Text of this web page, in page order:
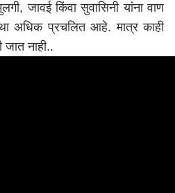
जावई किंवा सुवासिनी यांना वाण
अधिक प्रचलित आहे. मात्र काही
नाही..